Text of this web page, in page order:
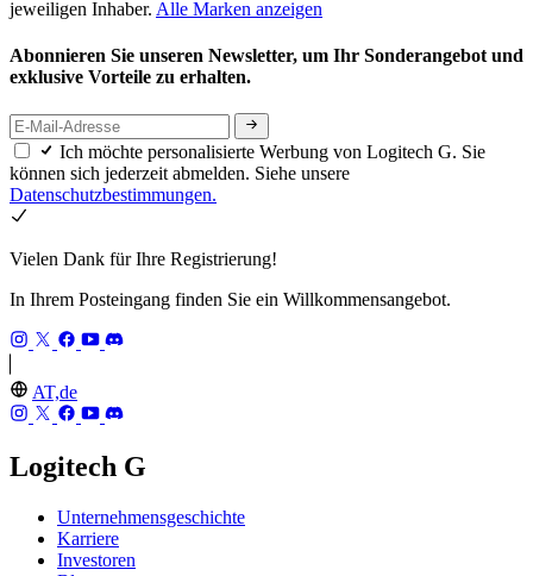
jeweiligen Inhaber. Alle Marken anzeigen
Abonnieren Sie unseren Newsletter, um Ihr Sonderangebot und
exklusive Vorteile zu erhalten.
Ich möchte personalisierte Werbung von Logitech G. Sie
können sich jederzeit abmelden. Siehe unsere
Datenschutzbestimmungen.
Vielen Dank für Ihre Registrierung!
In Ihrem Posteingang finden Sie ein Willkommensangebot.
AT,de
Logitech G
Unternehmensgeschichte
Karriere
Investoren